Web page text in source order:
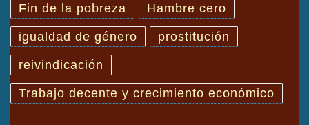
Fin de la pobreza Hambre cero
igualdad de género prostitución
reivindicación
Trabajo decente y crecimiento económico